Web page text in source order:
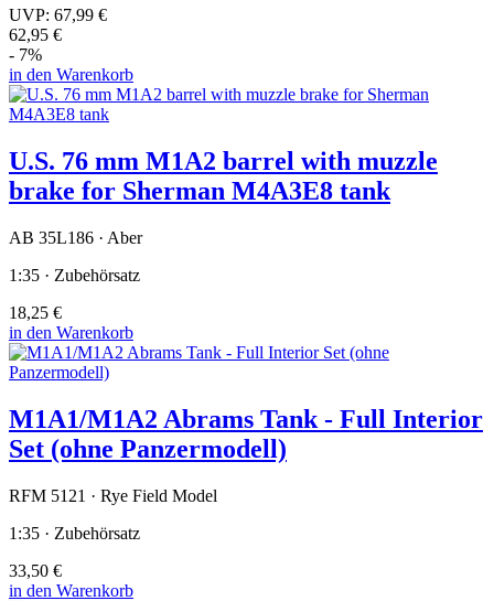
UVP: 67,99 €
62,95 €
- 7%
in den Warenkorb
U.S. 76 mm M1A2 barrel with muzzle
brake for Sherman M4A3E8 tank
AB 35L186 · Aber
1:35 · Zubehörsatz
18,25 €
in den Warenkorb
M1A1/M1A2 Abrams Tank - Full Interior
Set (ohne Panzermodell)
RFM 5121 · Rye Field Model
1:35 · Zubehörsatz
33,50 €
in den Warenkorb